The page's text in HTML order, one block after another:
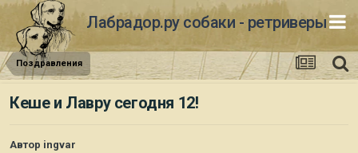
Лабрадор.ру собаки - ретриверы
Поздравления
Кеше и Лавру сегодня 12!
Автор ingvar